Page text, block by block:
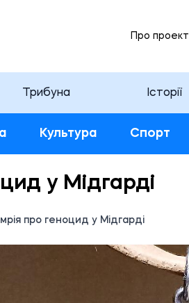
Про проект
Трибуна Історії
Культура Спорт
у Мідгарді
мрія про геноцид у Мідгарді